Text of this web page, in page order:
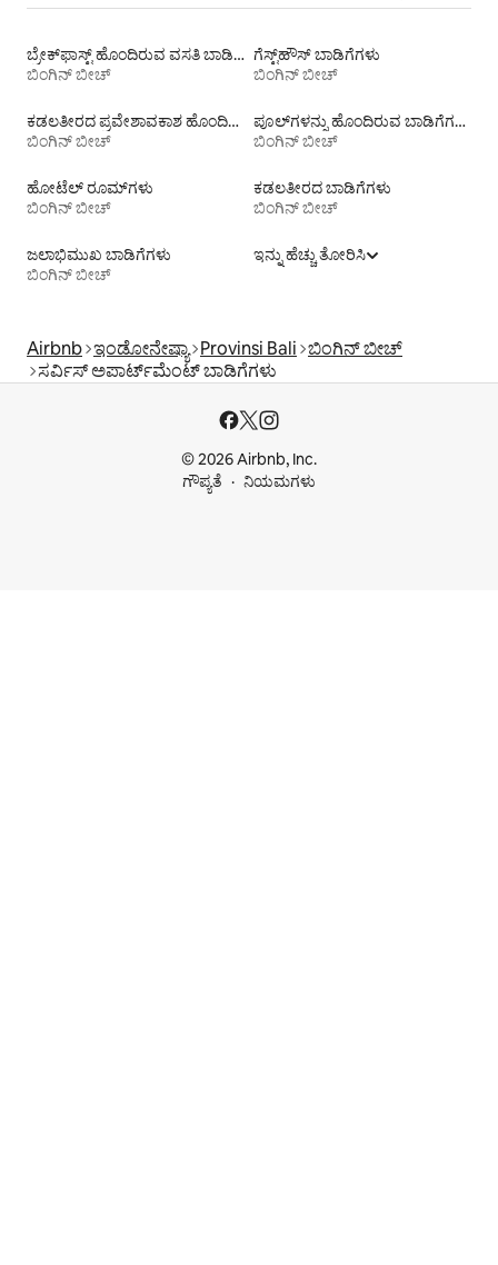
ಬ್ರೇಕ್‍‍ಫಾಸ್ಟ್ ಹೊಂದಿರುವ ವಸತಿ ಬಾಡಿಗೆಗಳು
ಬಿಂಗಿನ್ ಬೀಚ್
ಗೆಸ್ಟ್‌ಹೌಸ್‌ ಬಾಡಿಗೆಗಳು
ಬಿಂಗಿನ್ ಬೀಚ್
ಕಡಲತೀರದ ಪ್ರವೇಶಾವಕಾಶ ಹೊಂದಿರುವ ವಸತಿ ಬಾಡಿಗೆಗಳು
ಬಿಂಗಿನ್ ಬೀಚ್
ಪೂಲ್‍ಗಳನ್ನು ಹೊಂದಿರುವ ಬಾಡಿಗೆಗಳು
ಬಿಂಗಿನ್ ಬೀಚ್
ಹೋಟೆಲ್ ರೂಮ್‌ಗಳು
ಬಿಂಗಿನ್ ಬೀಚ್
ಕಡಲತೀರದ ಬಾಡಿಗೆಗಳು
ಬಿಂಗಿನ್ ಬೀಚ್
ಜಲಾಭಿಮುಖ ಬಾಡಿಗೆಗಳು
ಬಿಂಗಿನ್ ಬೀಚ್
ಇನ್ನು ಹೆಚ್ಚು ತೋರಿಸಿ
Airbnb ಇಂಡೋನೇಷ್ಯಾ Provinsi Bali ಬಿಂಗಿನ್ ಬೀಚ್
ಸರ್ವಿಸ್ ಅಪಾರ್ಟ್‌ಮೆಂಟ್ ಬಾಡಿಗೆಗಳು
© 2026 Airbnb, Inc.
ಗೌಪ್ಯತೆ
ನಿಯಮಗಳು